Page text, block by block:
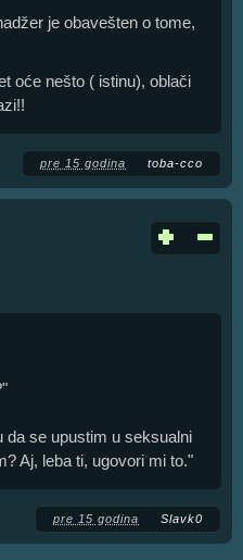
je obavešten o tome,
oće nešto ( istinu), oblači
pre 15 godina toba-cco
da se upustim u seksualni
Aj, leba ti, ugovori mi to."
pre 15 godina Slavk0